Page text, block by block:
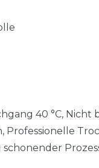
40 °C,
Professionelle